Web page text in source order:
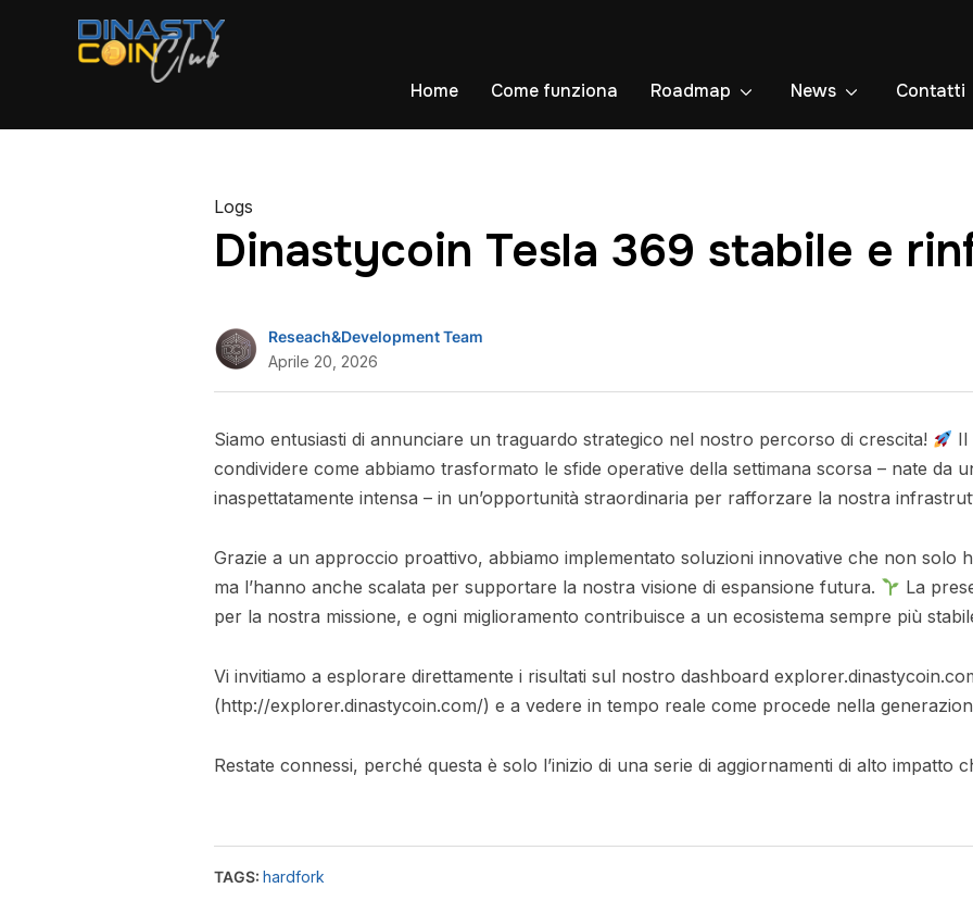
Home Come funziona Roadmap News Contatti
Logs
Dinastycoin Tesla 369 stabile e
Reseach&Development Team
Aprile 20, 2026
Siamo entusiasti di annunciare un traguardo strategico nel nostro percorso di crescita!
Il
condividere come abbiamo trasformato le sfide operative della settimana scorsa – nate da
inaspettatamente intensa – in un’opportunità straordinaria per rafforzare la nostra
Grazie a un approccio proattivo, abbiamo implementato soluzioni innovative che non solo
ma l’hanno anche scalata per supportare la nostra visione di espansione futura.
La
per la nostra missione, e ogni miglioramento contribuisce a un ecosistema sempre più
Vi invitiamo a esplorare direttamente i risultati sul nostro dashboard
(http://explorer.dinastycoin.com/) e a vedere in tempo reale come procede nella
Restate connessi, perché questa è solo l’inizio di una serie di aggiornamenti di alto impatto
TAGS: hardfork